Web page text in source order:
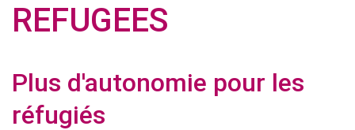
REFUGEES
Plus d'autonomie pour les
réfugiés